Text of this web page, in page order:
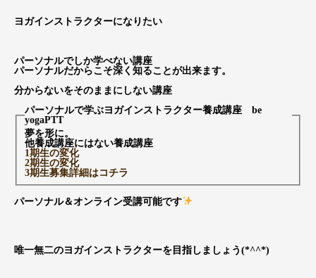
ヨガインストラクターになりたい
パーソナルでしか学べない講座
パーソナルだからこそ深く知ることが出来ます。
分からないをそのままにしない講座
パーソナルで学ぶヨガインストラクター養成講座 be
yogaPTT
夢を形に。
他養成講座にはない養成講座
1期生の変化
2期生の変化
3期生募集詳細はコチラ
パーソナル＆オンライン受講可能です
唯一無二のヨガインストラクターを目指しましょう(*^^*)